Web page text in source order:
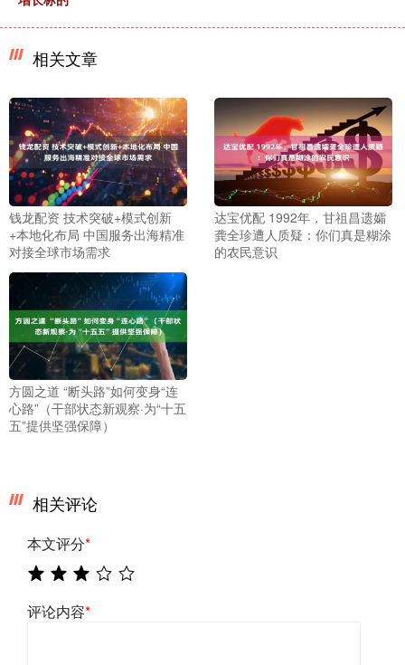
相关文章
钱龙配资 技术突破+模式创新
+本地化布局 中国服务出海精准
对接全球市场需求
达宝优配 1992年，甘祖昌遗孀
龚全珍遭人质疑：你们真是糊涂
的农民意识
方圆之道 “断头路”如何变身“连
心路”（干部状态新观察·为“十五
五”提供坚强保障）
相关评论
本文评分*
评论内容*